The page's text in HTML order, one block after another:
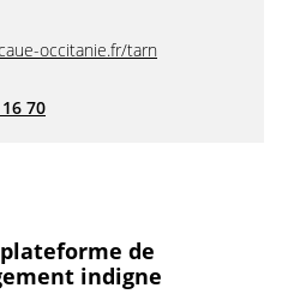
occitanie.fr/tarn
70
de
indigne